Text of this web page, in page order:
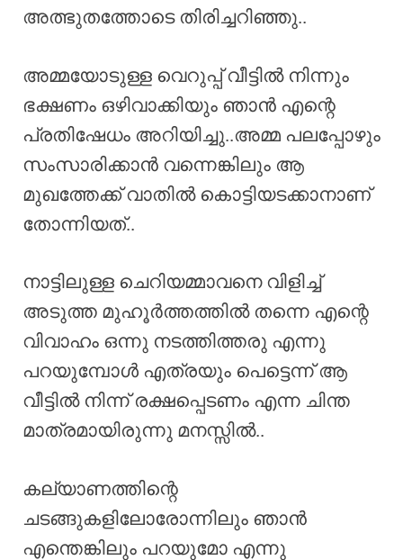
അത്ഭുതത്തോടെ തിരിച്ചറിഞ്ഞു..
അമ്മയോടുള്ള വെറുപ്പ് വീട്ടിൽ നിന്നും
ഭക്ഷണം ഒഴിവാക്കിയും ഞാൻ എന്റെ
പ്രതിഷേധം അറിയിച്ചു..അമ്മ പലപ്പോഴും
സംസാരിക്കാൻ വന്നെങ്കിലും ആ
മുഖത്തേക്ക് വാതിൽ കൊട്ടിയടക്കാനാണ്
തോന്നിയത്..
നാട്ടിലുള്ള ചെറിയമ്മാവനെ വിളിച്ച്
അടുത്ത മുഹൂർത്തത്തിൽ തന്നെ എന്റെ
വിവാഹം ഒന്നു നടത്തിത്തരു എന്നു
പറയുമ്പോൾ എത്രയും പെട്ടെന്ന് ആ
വീട്ടിൽ നിന്ന് രക്ഷപ്പെടണം എന്ന ചിന്ത
മാത്രമായിരുന്നു മനസ്സിൽ..
കല്യാണത്തിന്റെ
ചടങ്ങുകളിലോരോന്നിലും ഞാൻ
എന്തെങ്കിലും പറയുമോ എന്നു